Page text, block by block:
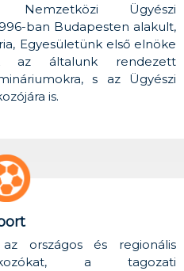
Nemzetközi Ügyészi
ban Budapesten alakult,
Egyesületünk első elnöke
az általunk rendezett
s az Ügyészi
is.
országos és regionális
a tagozati